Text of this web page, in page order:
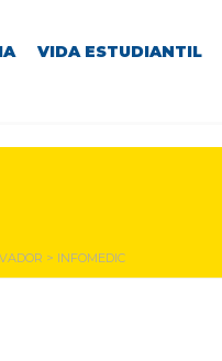
VIDA ESTUDIANTIL
> INFOMEDIC